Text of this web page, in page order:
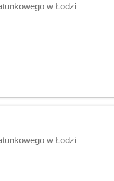
w Łodzi
w Łodzi